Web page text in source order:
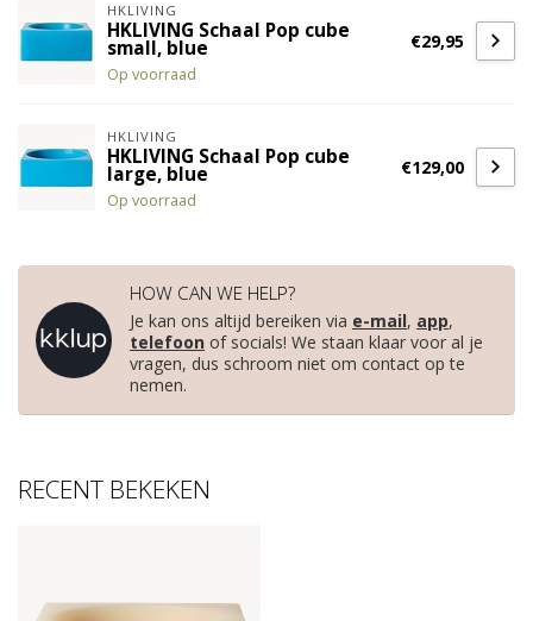
HKLIVING
HKLIVING Schaal Pop cube
small, blue
Op voorraad
€29,95
HKLIVING
HKLIVING Schaal Pop cube
large, blue
Op voorraad
€129,00
HOW CAN WE HELP?
Je kan ons altijd bereiken via e-mail, app,
telefoon of socials! We staan klaar voor al je
vragen, dus schroom niet om contact op te
nemen.
RECENT BEKEKEN